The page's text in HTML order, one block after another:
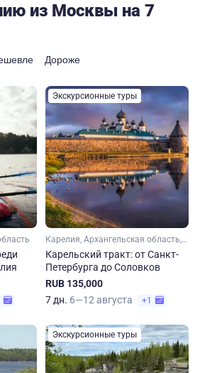
из Москвы на 7
Дороже
Экскурсионные туры
Карелия, Архангельская область, Ленинградская область, Арктика
Карельский тракт: от Санкт-
Петербурга до Соловков
RUB 135,000
7 дн. 6—12 августа +1
Экскурсионные туры